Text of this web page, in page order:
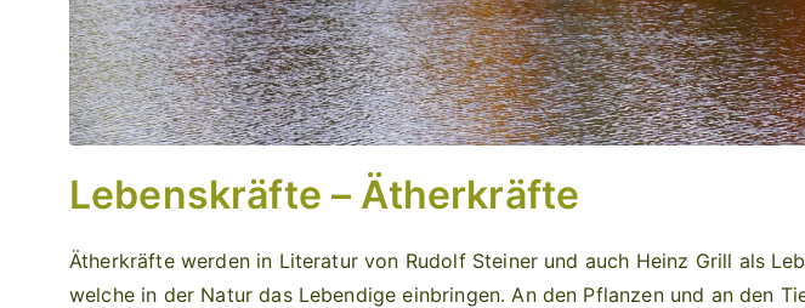
Lebenskräfte – Ätherkräfte
Ätherkräfte werden in Literatur von Rudolf Steiner und auch Heinz Grill als
welche in der Natur das Lebendige einbringen. An den Pflanzen und an den